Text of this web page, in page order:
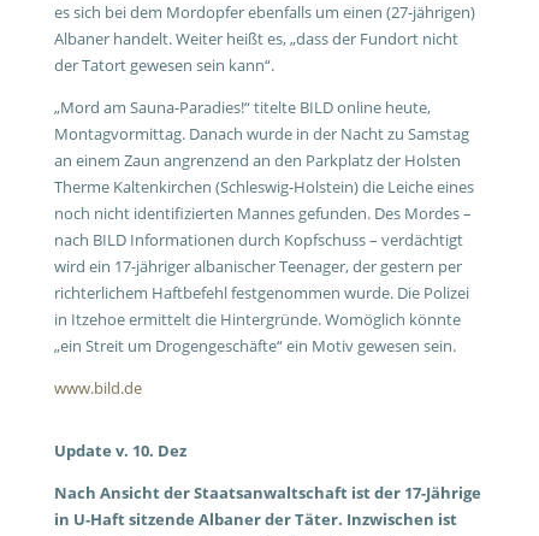
es sich bei dem Mordopfer ebenfalls um einen (27-jährigen)
Albaner handelt. Weiter heißt es, „dass der Fundort nicht
der Tatort gewesen sein kann“.
„Mord am Sauna-Paradies!“ titelte BILD online heute,
Montagvormittag. Danach wurde in der Nacht zu Samstag
an einem Zaun angrenzend an den Parkplatz der Holsten
Therme Kaltenkirchen (Schleswig-Holstein) die Leiche eines
noch nicht identifizierten Mannes gefunden. Des Mordes –
nach BILD Informationen durch Kopfschuss – verdächtigt
wird ein 17-jähriger albanischer Teenager, der gestern per
richterlichem Haftbefehl festgenommen wurde. Die Polizei
in Itzehoe ermittelt die Hintergründe. Womöglich könnte
„ein Streit um Drogengeschäfte“ ein Motiv gewesen sein.
www.bild.de
Update v. 10. Dez
Nach Ansicht der Staatsanwaltschaft ist der 17-Jährige
in U-Haft sitzende Albaner der Täter. Inzwischen ist